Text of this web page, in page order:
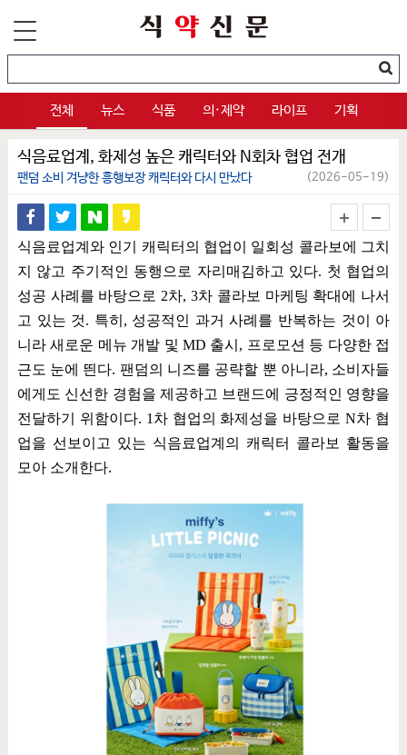
전체 뉴스 식품 의·제약 라이프 기획
식음료업계, 화제성 높은 캐릭터와 N회차 협업 전개
팬덤 소비 겨냥한 흥행보장 캐릭터와 다시 만났다 (2026-05-19)
식음료업계와 인기 캐릭터의 협업이 일회성 콜라보에 그치
지 않고 주기적인 동행으로 자리매김하고 있다. 첫 협업의
성공 사례를 바탕으로 2차, 3차 콜라보 마케팅 확대에 나서
고 있는 것. 특히 , 성공적인 과거 사례를 반복하는 것이 아
니라 새로운 메뉴 개발 및 MD 출시 , 프로모션 등 다양한 접
근도 눈에 띈다. 팬덤의 니즈를 공략할 뿐 아니라, 소비자들
에게도 신선한 경험을 제공하고 브랜드에 긍정적인 영향을
전달하기 위함이다. 1 차 협업의 화제성을 바탕으로N차 협
업을 선보이고 있는 식음료업계의 캐릭터 콜라보 활동을
모아 소개한다.